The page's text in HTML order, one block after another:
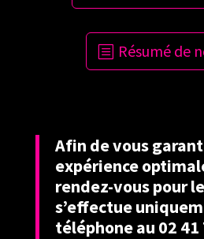
Résumé de
Afin de vous
expérience
rendez-vous pour
s’effectue
téléphone au 02 41